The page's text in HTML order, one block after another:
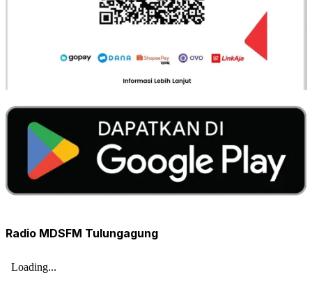
Radio MDSFM Tulungagung